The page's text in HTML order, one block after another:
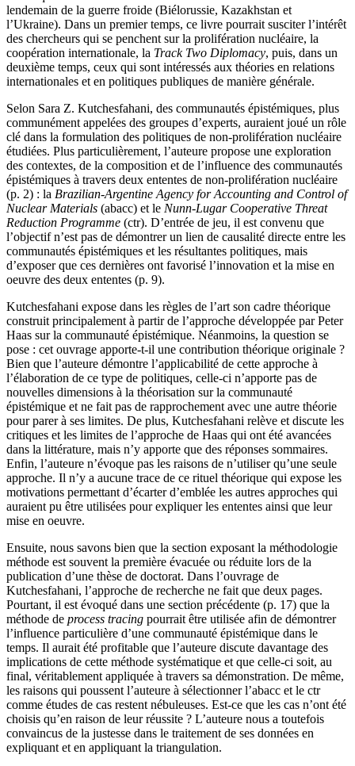
lendemain de la guerre froide (Biélorussie, Kazakhstan et
l’Ukraine). Dans un premier temps, ce livre pourrait susciter l’intérêt
des chercheurs qui se penchent sur la prolifération nucléaire, la
coopération internationale, la Track Two Diplomacy, puis, dans un
deuxième temps, ceux qui sont intéressés aux théories en relations
internationales et en politiques publiques de manière générale.
Selon Sara Z. Kutchesfahani, des communautés épistémiques, plus
communément appelées des groupes d’experts, auraient joué un rôle
clé dans la formulation des politiques de non-prolifération nucléaire
étudiées. Plus particulièrement, l’auteure propose une exploration
des contextes, de la composition et de l’influence des communautés
épistémiques à travers deux ententes de non-prolifération nucléaire
(p. 2) : la Brazilian-Argentine Agency for Accounting and Control of
Nuclear Materials (abacc) et le Nunn-Lugar Cooperative Threat
Reduction Programme (ctr). D’entrée de jeu, il est convenu que
l’objectif n’est pas de démontrer un lien de causalité directe entre les
communautés épistémiques et les résultantes politiques, mais
d’exposer que ces dernières ont favorisé l’innovation et la mise en
oeuvre des deux ententes (p. 9).
Kutchesfahani expose dans les règles de l’art son cadre théorique
construit principalement à partir de l’approche développée par Peter
Haas sur la communauté épistémique. Néanmoins, la question se
pose : cet ouvrage apporte-t-il une contribution théorique originale ?
Bien que l’auteure démontre l’applicabilité de cette approche à
l’élaboration de ce type de politiques, celle-ci n’apporte pas de
nouvelles dimensions à la théorisation sur la communauté
épistémique et ne fait pas de rapprochement avec une autre théorie
pour parer à ses limites. De plus, Kutchesfahani relève et discute les
critiques et les limites de l’approche de Haas qui ont été avancées
dans la littérature, mais n’y apporte que des réponses sommaires.
Enfin, l’auteure n’évoque pas les raisons de n’utiliser qu’une seule
approche. Il n’y a aucune trace de ce rituel théorique qui expose les
motivations permettant d’écarter d’emblée les autres approches qui
auraient pu être utilisées pour expliquer les ententes ainsi que leur
mise en oeuvre.
Ensuite, nous savons bien que la section exposant la méthodologie
méthode est souvent la première évacuée ou réduite lors de la
publication d’une thèse de doctorat. Dans l’ouvrage de
Kutchesfahani, l’approche de recherche ne fait que deux pages.
Pourtant, il est évoqué dans une section précédente (p. 17) que la
méthode de process tracing pourrait être utilisée afin de démontrer
l’influence particulière d’une communauté épistémique dans le
temps. Il aurait été profitable que l’auteure discute davantage des
implications de cette méthode systématique et que celle-ci soit, au
final, véritablement appliquée à travers sa démonstration. De même,
les raisons qui poussent l’auteure à sélectionner l’abacc et le ctr
comme études de cas restent nébuleuses. Est-ce que les cas n’ont été
choisis qu’en raison de leur réussite ? L’auteure nous a toutefois
convaincus de la justesse dans le traitement de ses données en
expliquant et en appliquant la triangulation.